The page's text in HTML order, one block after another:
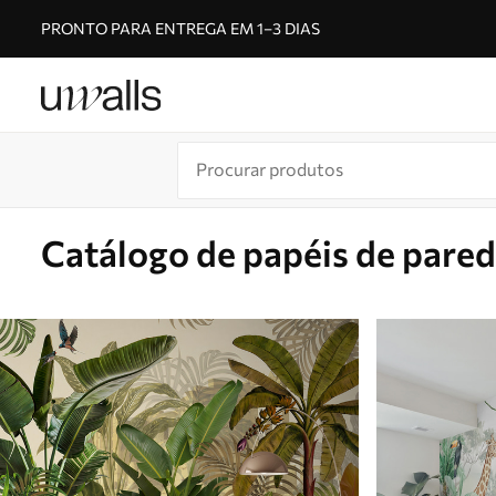
PRONTO PARA ENTREGA EM 1–3 DIAS
Catálogo de papéis de